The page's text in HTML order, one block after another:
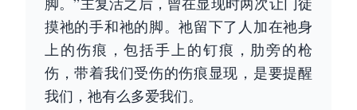
摸祂的手和祂的脚。祂留下了人加在祂身
上的伤痕，包括手上的钉痕，肋旁的枪
伤，带着我们受伤的伤痕显现，是要提醒
我们，祂有么多爱我们。